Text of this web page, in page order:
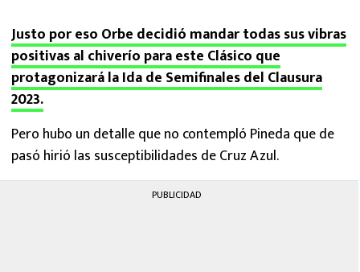
Justo por eso Orbe decidió mandar todas sus vibras
positivas al chiverío para este Clásico que
protagonizará la Ida de Semifinales del Clausura
2023.
Pero hubo un detalle que no contempló Pineda que de
pasó hirió las susceptibilidades de Cruz Azul.
PUBLICIDAD